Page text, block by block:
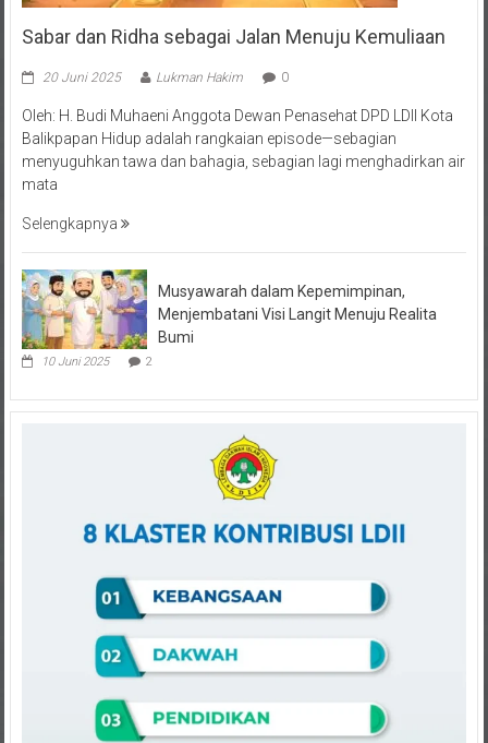
Sabar dan Ridha sebagai Jalan Menuju Kemuliaan
Balikpapan Hidup adalah rangkaian episode—sebagian
menyuguhkan tawa dan bahagia, sebagian lagi menghadirkan air
mata
Menjembatani Visi Langit Menuju Realita
Bumi
10 Juni 2025 2